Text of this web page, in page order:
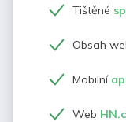
Tištěné
Obsah
Mobilní
Web